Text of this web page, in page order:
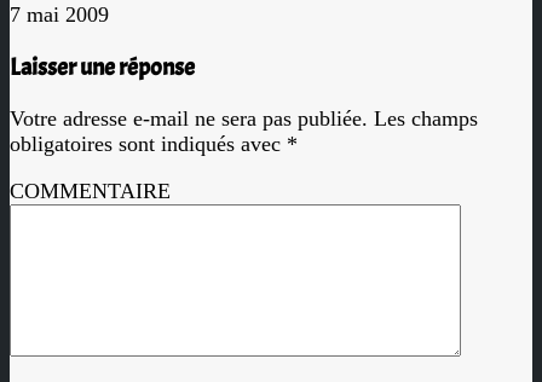
7 mai 2009
Laisser une réponse
Votre adresse e-mail ne sera pas publiée. Les champs
obligatoires sont indiqués avec *
COMMENTAIRE